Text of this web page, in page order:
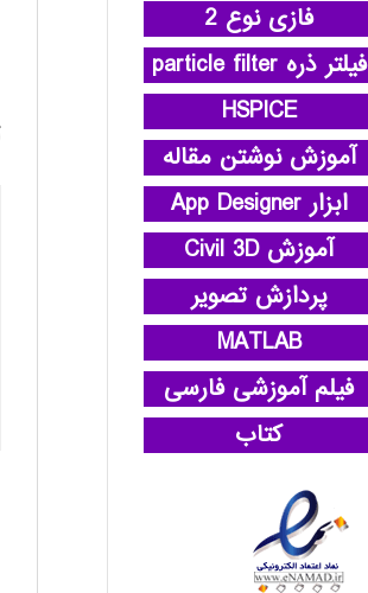
فازی نوع 2
فیلتر ذره particle filter
HSPICE
آموزش نوشتن مقاله
ابزار App Designer
آموزش Civil 3D
پردازش تصویر
MATLAB
فیلم آموزشی فارسی
کتاب